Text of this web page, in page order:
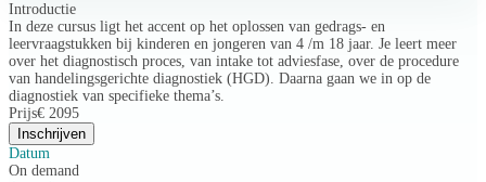
Introductie
In deze cursus ligt het accent op het oplossen van gedrags- en
leervraagstukken bij kinderen en jongeren van 4 /m 18 jaar. Je leert meer
over het diagnostisch proces, van intake tot adviesfase, over de procedure
van handelingsgerichte diagnostiek (HGD). Daarna gaan we in op de
diagnostiek van specifieke thema’s.
Prijs€ 2095
Inschrijven
Datum
On demand